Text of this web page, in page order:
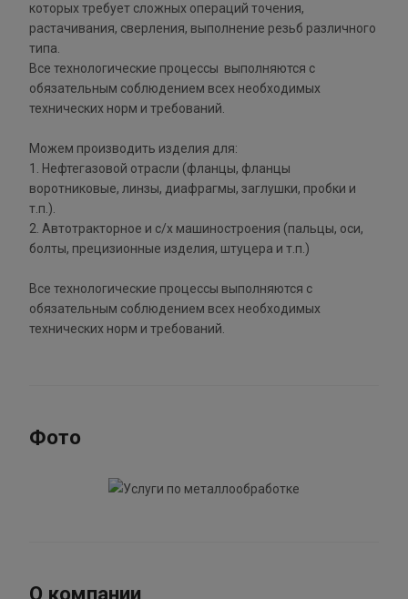
которых требует сложных операций точения,
растачивания, сверления, выполнение резьб различного
типа.
Все технологические процессы выполняются с
обязательным соблюдением всех необходимых
технических норм и требований.
Можем производить изделия для:
1. Нефтегазовой отрасли (фланцы, фланцы
воротниковые, линзы, диафрагмы, заглушки, пробки и
т.п.).
2. Автотракторное и с/х машиностроения (пальцы, оси,
болты, прецизионные изделия, штуцера и т.п.)
Все технологические процессы выполняются с
обязательным соблюдением всех необходимых
технических норм и требований.
Фото
О компании